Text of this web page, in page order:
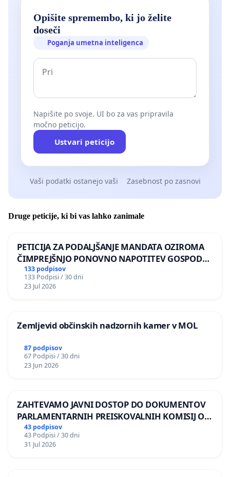
Opišite spremembo, ki jo želite
doseči
Poganja umetna inteligenca
Napišite po svoje. UI bo za vas pripravila
močno peticijo.
Ustvari peticijo
Vaši podatki ostanejo vaši Zasebnost po zasnovi
Druge peticije, ki bi vas lahko zanimale
PETICIJA ZA PODALJŠANJE MANDATA OZIROMA
ČIMPREJŠNJO PONOVNO NAPOTITEV GOSPODA
BERNARDA ŠRAJNERJA NA VELEPOSLANIŠTVO
REPUBLIKE SLOVENIJE V MOSKVI
133 podpisov
133 Podpisi / 30 dni
23 Jul 2026
Zemljevid občinskih nadzornih kamer v MOL
87 podpisov
67 Podpisi / 30 dni
23 Jun 2026
ZAHTEVAMO JAVNI DOSTOP DO DOKUMENTOV
PARLAMENTARNIH PREISKOVALNIH KOMISIJ O
ILEGALNI TRGOVINI Z OROŽJEM
43 podpisov
43 Podpisi / 30 dni
31 Jul 2026